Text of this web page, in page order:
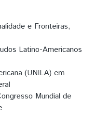
e Fronteiras,
Latino-Americanos
(UNILA) em
Mundial de